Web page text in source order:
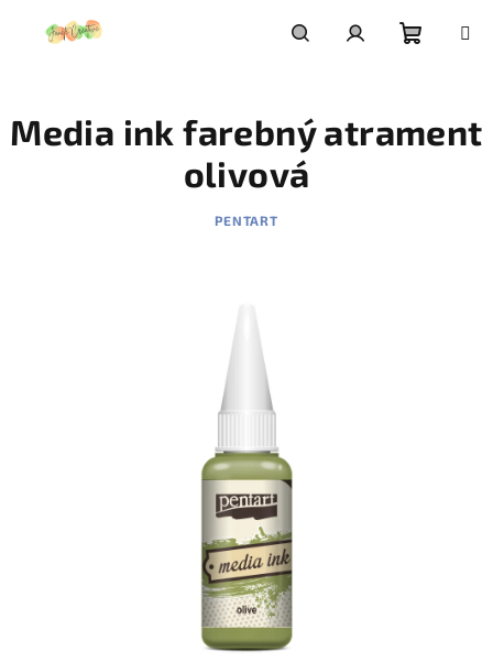
košík
Media ink farebný atrament
olivová
PENTART